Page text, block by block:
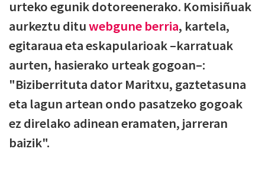
urteko egunik dotoreenerako. Komisiñuak
aurkeztu dituwebgune berria, kartela,
egitaraua eta eskapularioak –karratuak
aurten, hasierako urteak gogoan–:
"Biziberrituta dator Maritxu, gaztetasuna
eta lagun artean ondo pasatzeko gogoak
ez direlako adinean eramaten, jarreran
baizik".